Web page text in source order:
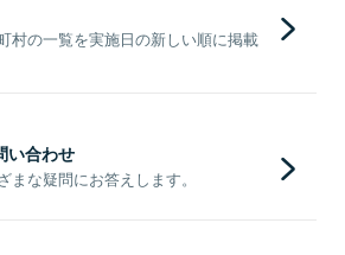
村の一覧を実施日の新しい順に掲載
い合わせ
な疑問にお答えします。